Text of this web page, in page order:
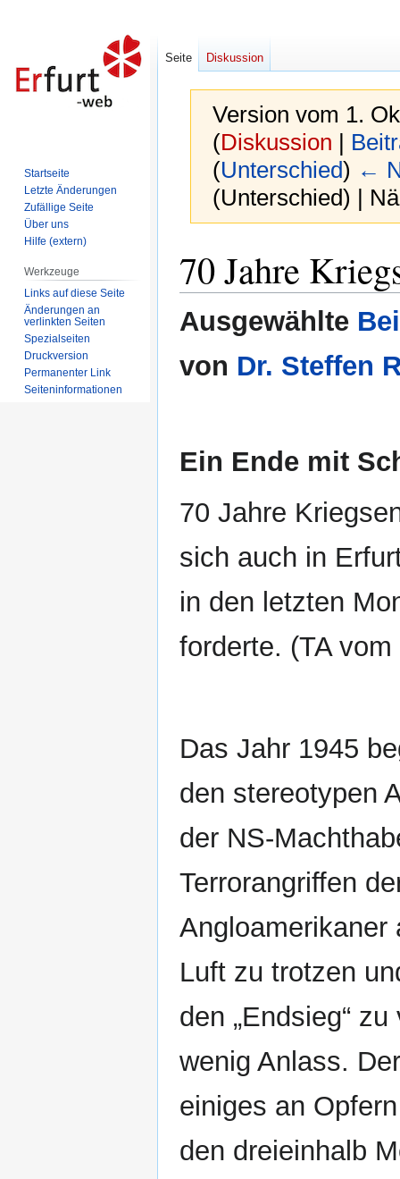
Version vom 1.
(Diskussion |
(Unterschied) ←
(Unterschied) |
Navigation
springen
Suche
springen
70 Jahre
Ausgewählte
von Dr. Steffen
Ein Ende mit
70 Jahre
sich auch in
in den letzten
forderte. (TA
Das Jahr 1945
den stereotypen
der NS-
Terrorangriffen
Angloamerikaner
Luft zu trotzen
den „Endsieg“
wenig Anlass.
einiges an
den dreieinhalb
Seite Diskussion
Startseite
Letzte Änderungen
Zufällige Seite
Über uns
Hilfe (extern)
Werkzeuge
Links auf diese Seite
Änderungen an
verlinkten Seiten
Spezialseiten
Druckversion
Permanenter Link
Seiten­informationen